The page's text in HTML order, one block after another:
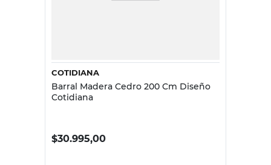
COTIDIANA
Barral Madera Cedro 200 Cm Diseño
Cotidiana
$30.995,00